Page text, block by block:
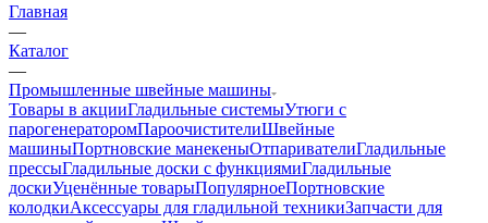
Главная
—
Каталог
—
Промышленные швейные машины
Товары в акцииГладильные системыУтюги с
парогенераторомПароочистителиШвейные
машиныПортновские манекеныОтпаривателиГладильные
прессыГладильные доски с функциямиГладильные
доскиУценённые товарыПопулярноеПортновские
колодкиАксессуары для гладильной техникиЗапчасти для